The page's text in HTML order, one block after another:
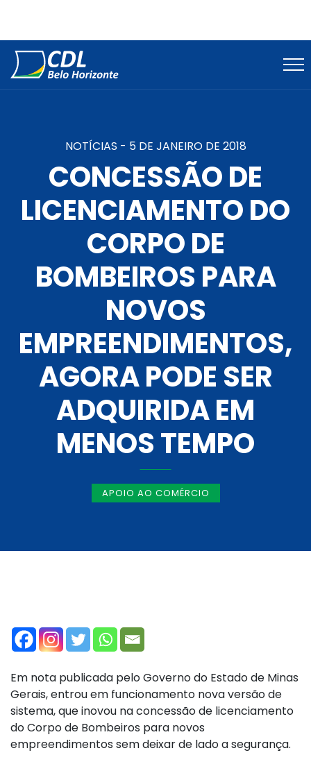
NOTÍCIAS - 5 DE JANEIRO DE 2018
CONCESSÃO DE
LICENCIAMENTO DO
CORPO DE
BOMBEIROS PARA
NOVOS
EMPREENDIMENTOS,
AGORA PODE SER
ADQUIRIDA EM
MENOS TEMPO
APOIO AO COMÉRCIO
Em nota publicada pelo Governo do Estado de Minas
Gerais, entrou em funcionamento nova versão de
sistema, que inovou na concessão de licenciamento
do Corpo de Bombeiros para novos
empreendimentos sem deixar de lado a segurança.